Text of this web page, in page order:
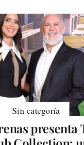
Sin categoría
presenta